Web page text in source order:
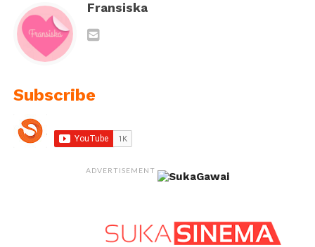
Fransiska
Subscribe
ADVERTISEMENT